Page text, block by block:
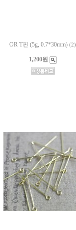
OR T핀 (5g, 0.7*30mm) (2)
1,200원